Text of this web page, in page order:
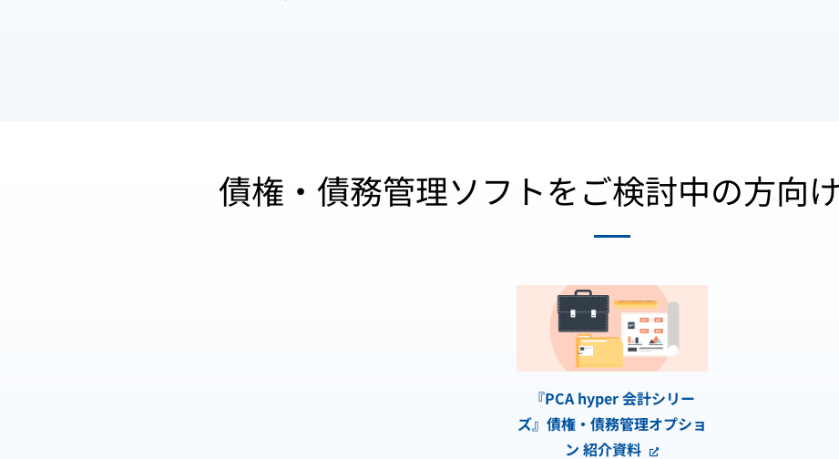
債権・債務管理ソフトをご検討中の方向
『PCA hyper 会計シリー
ズ』債権・債務管理オプショ
ン 紹介資料